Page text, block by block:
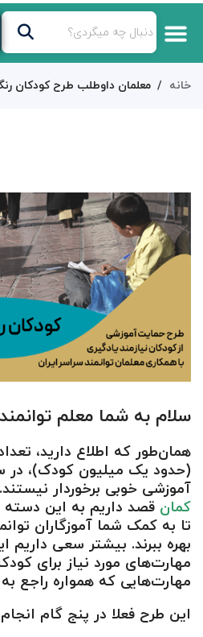
خانه معلمان داوطلب طرح کودکان
سلام به شما معلم
همان‌طور که اطلاع دارید،
(حدود یک میلیون کودک)، در
آموزشی خوبی برخوردار
کمان قصد داریم به این
تا به کمک شما آموزگاران
بهره ببرند. بیشتر سعی داریم
مهارت‌های مورد نیاز برای
مهارت‌هایی که همواره راجع
این طرح فعلا در پنج گام